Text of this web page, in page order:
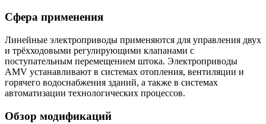
Сфера применения
Линейные электроприводы применяются для управления двух
и трёхходовыми регулирующими клапанами с
поступательным перемещением штока. Электроприводы
AMV устанавливают в системах отопления, вентиляции и
горячего водоснабжения зданий, а также в системах
автоматизации технологических процессов.
Обзор модификаций